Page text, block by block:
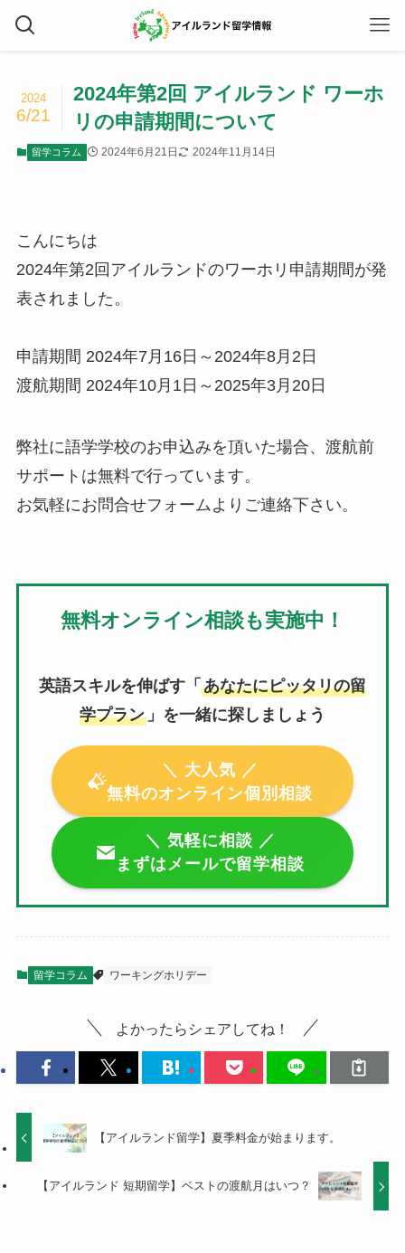
2024年第2回 アイルランド ワーホ
リの申請期間について
2024
6/21
留学コラム 2024年6月21日 2024年11月14日
こんにちは
2024年第2回アイルランドのワーホリ申請期間が発
表されました。
申請期間 2024年7月16日～2024年8月2日
渡航期間 2024年10月1日～2025年3月20日
弊社に語学学校のお申込みを頂いた場合、渡航前
サポートは無料で行っています。
お気軽にお問合せフォームよりご連絡下さい。
無料オンライン相談も実施中！
英語スキルを伸ばす「 あなたにピッタリの留
学プラン 」を一緒に探しましょう
＼ 大人気 ／
無料のオンライン個別相談
＼ 気軽に相談 ／
まずはメールで留学相談
留学コラム ワーキングホリデー
よかったらシェアしてね！
【アイルランド留学】夏季料金が始まります。
【アイルランド 短期留学】ベストの渡航月はいつ？